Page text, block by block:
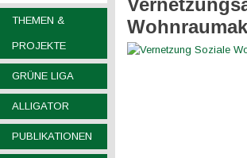
THEMEN &
PROJEKTE
GRÜNE LIGA
ALLIGATOR
PUBLIKATIONEN